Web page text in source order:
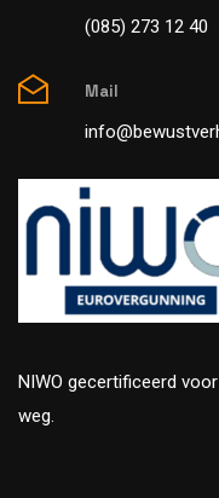
(085) 273 12 40
Mail
NIWO gecertificeerd
weg.